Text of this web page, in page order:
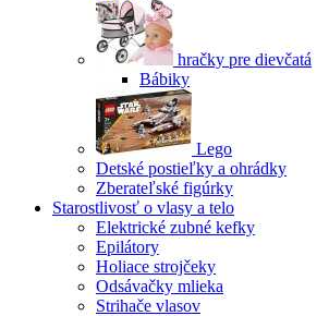
hračky pre dievčatá
Bábiky
Lego
Detské postieľky a ohrádky
Zberateľské figúrky
Starostlivosť o vlasy a telo
Elektrické zubné kefky
Epilátory
Holiace strojčeky
Odsávačky mlieka
Strihače vlasov